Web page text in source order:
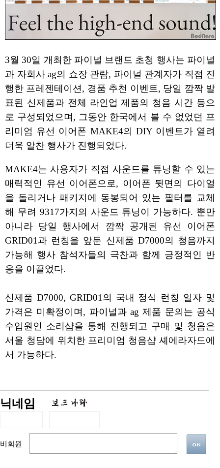
3월 30일 개최한 파이널 브랜드 초청 행사는 파이널
과 자회사 ag의 쇼장 관람, 파이널 관계자가 직접 진
행한 프레젠테이션, 경품 추천 이벤트, 당일 깜짝 발
표된 신제품과 전체 라인업 제품의 청음 시간 등으
로 구성되었으며, 그동안 한국에서 볼 수 없었던 프
리미엄 유선 이어폰 MAKE4의 DIY 이벤트가 열려
더욱 알찬 행사가 진행되었다.
MAKE4는 사용자가 직접 사운드를 튜닝할 수 있는
매력적인 유선 이어폰으로, 이어폰 뒷면의 다이얼
을 돌리거나 패키지에 동봉되어 있는 필터를 교체
해 무려 9317가지의 사운드 튜닝이 가능하다. 뿐만
아니라 당일 행사에서 깜짝 공개된 유선 이어폰
GRID01과 런칭을 앞둔 신제품 D7000의 청음까지
가능해 행사 참석자들의 극찬과 함께 긍정적인 반
응을 이끌었다.
신제품 D7000, GRID01의 국내 정식 런칭 일자 및
가격은 미확정이며, 파이널과 ag 제품 문의는 공식
수입원인 소리샵을 통해 진행되고 구매 및 청음은
서울 청담에 위치한 프리미엄 청음샵 셰에라자드에
서 가능하다.
닉네임
비회원